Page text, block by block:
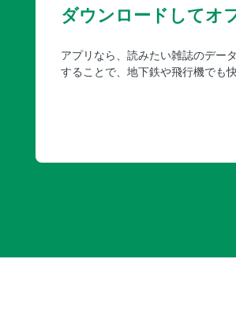
ダウンロードしてオ
アプリなら、読みたい雑誌のデー
することで、地下鉄や飛行機でも